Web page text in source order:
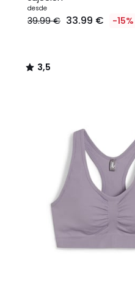
desde
39.99 € 33.99 € -15%
3,5
/